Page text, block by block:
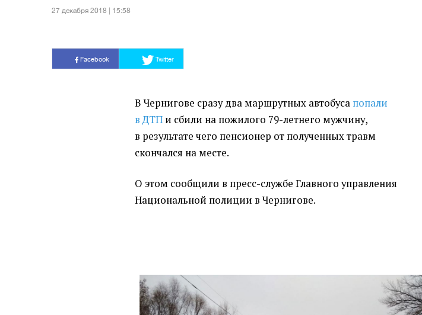
27 декабря 2018 | 15:58
Facebook Twitter
В Чернигове сразу два маршрутных автобуса попали
в ДТП и сбили на пожилого 79-летнего мужчину,
в результате чего пенсионер от полученных травм
скончался на месте.
О этом сообщили в пресс-службе Главного управления
Национальной полиции в Чернигове.